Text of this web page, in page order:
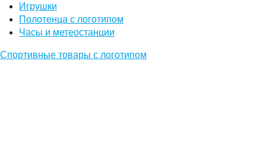
Игрушки
Полотенца с логотипом
Часы и метеостанции
Спортивные товары с логотипом